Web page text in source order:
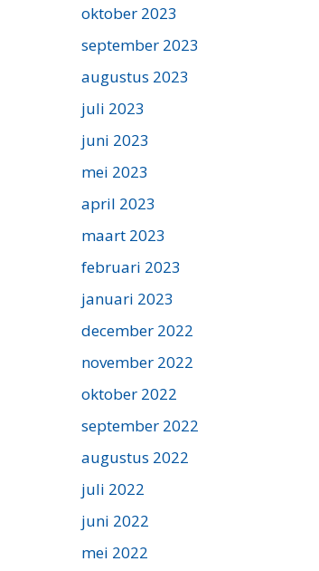
oktober 2023
september 2023
augustus 2023
juli 2023
juni 2023
mei 2023
april 2023
maart 2023
februari 2023
januari 2023
december 2022
november 2022
oktober 2022
september 2022
augustus 2022
juli 2022
juni 2022
mei 2022